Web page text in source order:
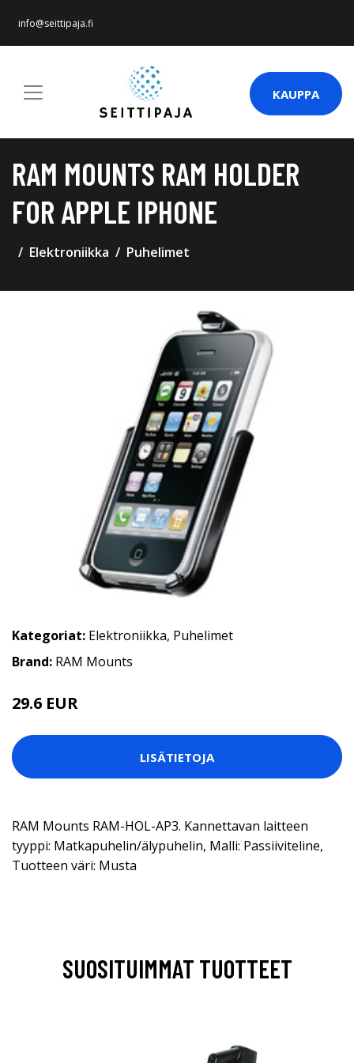
info@seittipaja.fi
KAUPPA
RAM MOUNTS RAM HOLDER
FOR APPLE IPHONE
Elektroniikka Puhelimet
Kategoriat: Elektroniikka, Puhelimet
Brand: RAM Mounts
29.6 EUR
LISÄTIETOJA
RAM Mounts RAM-HOL-AP3. Kannettavan laitteen
tyyppi: Matkapuhelin/älypuhelin, Malli: Passiiviteline,
Tuotteen väri: Musta
SUOSITUIMMAT TUOTTEET